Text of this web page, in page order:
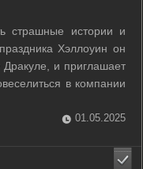
страшные истории и
Хэллоуин он
и приглашает
в компании
соседей. Наконец,
граф появляется на
01.05.2025